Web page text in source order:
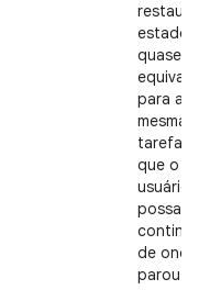
estado
quase
para a
mesma
tarefa,
que o
usuário
possa
de onde
parou.